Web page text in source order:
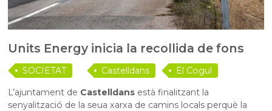
Units Energy inicia la recollida de fons
SOCIETAT Castelldans
El Cogul
L’ajuntament de Castelldans està finalitzant la
senyalització de la seua xarxa de camins locals perquè la